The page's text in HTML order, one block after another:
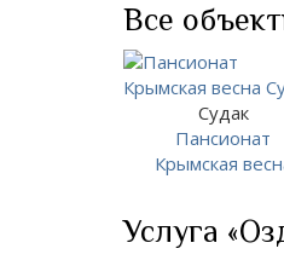
Все
Судак
Пансионат
Крымская
Услуга